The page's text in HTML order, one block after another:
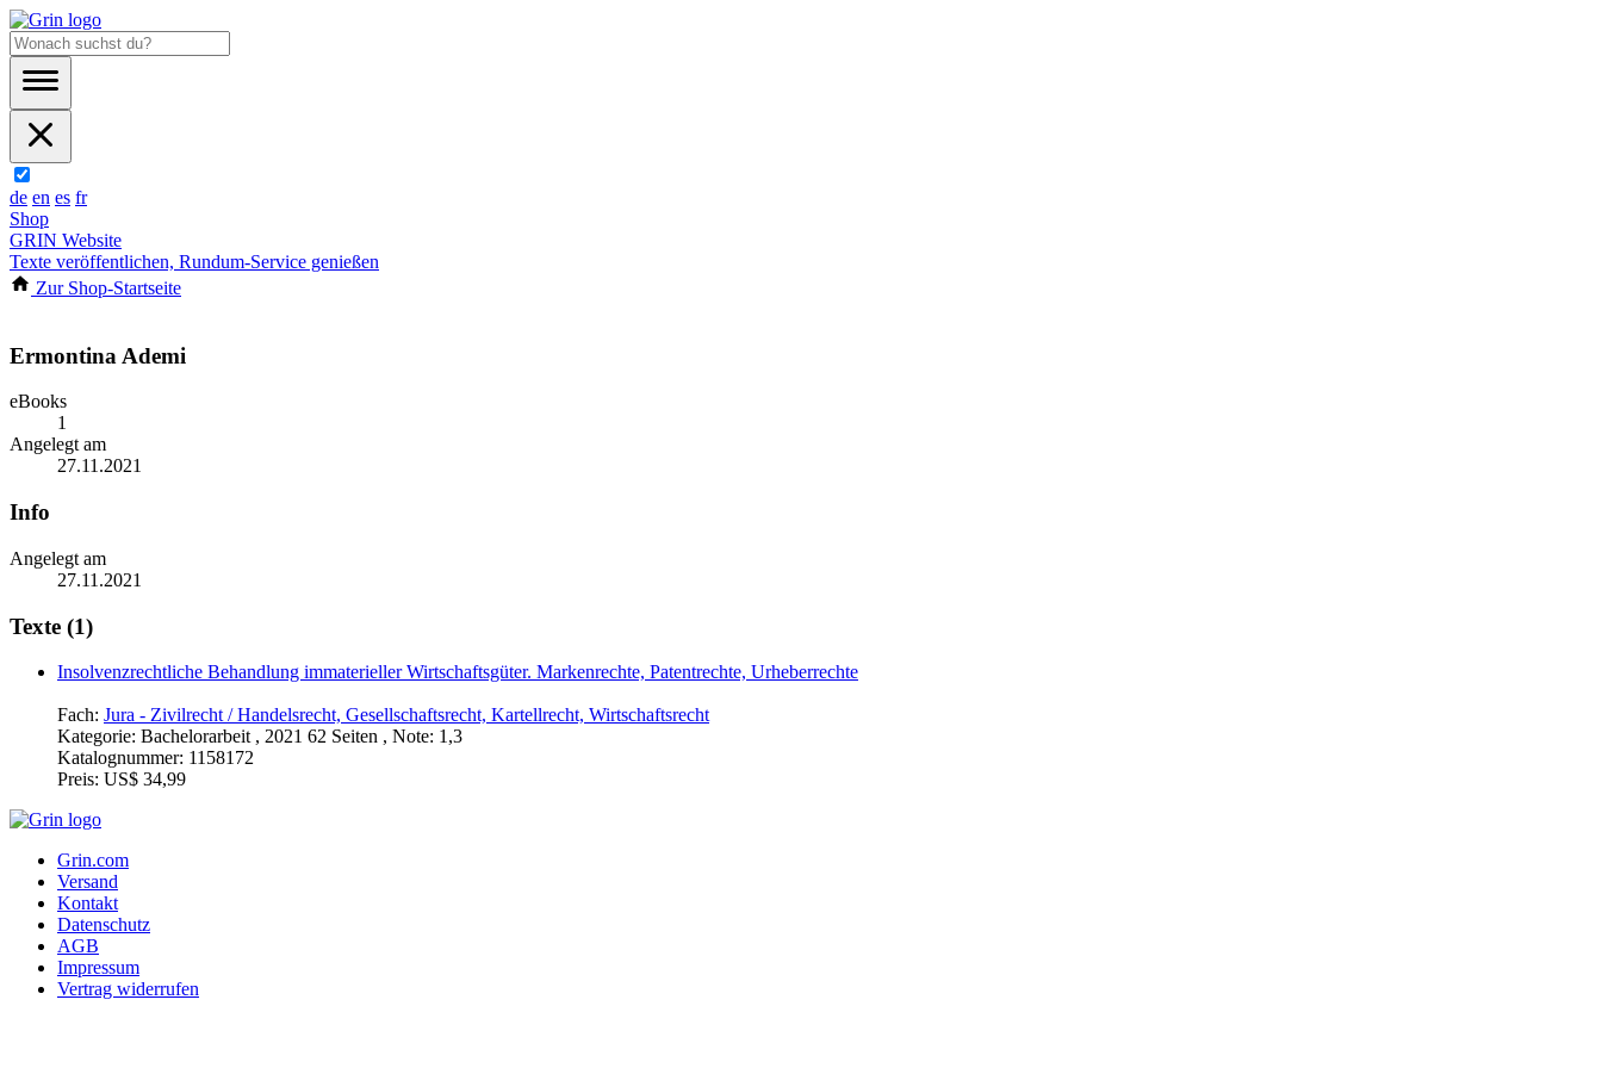
de en es fr
Shop
GRIN Website
Texte veröffentlichen, Rundum-Service genießen
Zur Shop-Startseite
Ermontina Ademi
eBooks
1
Angelegt am
27.11.2021
Info
Angelegt am
27.11.2021
Texte (1)
Insolvenzrechtliche Behandlung immaterieller Wirtschaftsgüter. Markenrechte, Patentrechte, Urheberrechte
Fach: Jura - Zivilrecht / Handelsrecht, Gesellschaftsrecht, Kartellrecht, Wirtschaftsrecht
Kategorie: Bachelorarbeit , 2021 62 Seiten , Note: 1,3
Katalognummer: 1158172
Preis: US$ 34,99
Grin.com
Versand
Kontakt
Datenschutz
AGB
Impressum
Vertrag widerrufen